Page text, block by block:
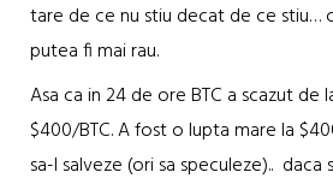
tare de ce nu stiu decat de ce stiu…
putea fi mai rau.
Asa ca in 24 de ore BTC a scazut de
$400/BTC. A fost o lupta mare la
sa-l salveze (ori sa speculeze).. daca